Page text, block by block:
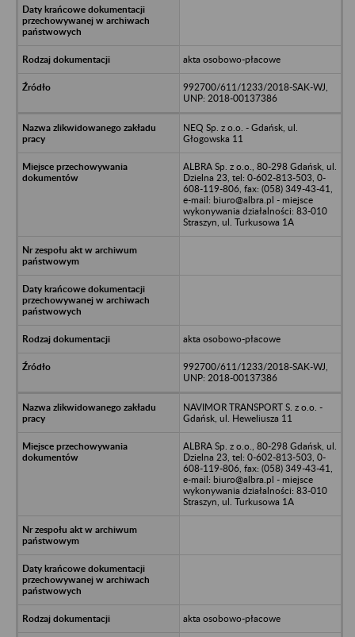
akta osobowo-płacowe
992700/611/1233/2018-SAK-WJ,
UNP: 2018-00137386
NEQ Sp. z o.o. - Gdańsk, ul.
Głogowska 11
ALBRA Sp. z o.o., 80-298 Gdańsk, ul.
Dzielna 23, tel: 0-602-813-503, 0-
608-119-806, fax: (058) 349-43-41,
e-mail: biuro@albra.pl - miejsce
wykonywania działalności: 83-010
Straszyn, ul. Turkusowa 1A
akta osobowo-płacowe
992700/611/1233/2018-SAK-WJ,
UNP: 2018-00137386
NAVIMOR TRANSPORT S. z o.o. -
Gdańsk, ul. Heweliusza 11
ALBRA Sp. z o.o., 80-298 Gdańsk, ul.
Dzielna 23, tel: 0-602-813-503, 0-
608-119-806, fax: (058) 349-43-41,
e-mail: biuro@albra.pl - miejsce
wykonywania działalności: 83-010
Straszyn, ul. Turkusowa 1A
akta osobowo-płacowe